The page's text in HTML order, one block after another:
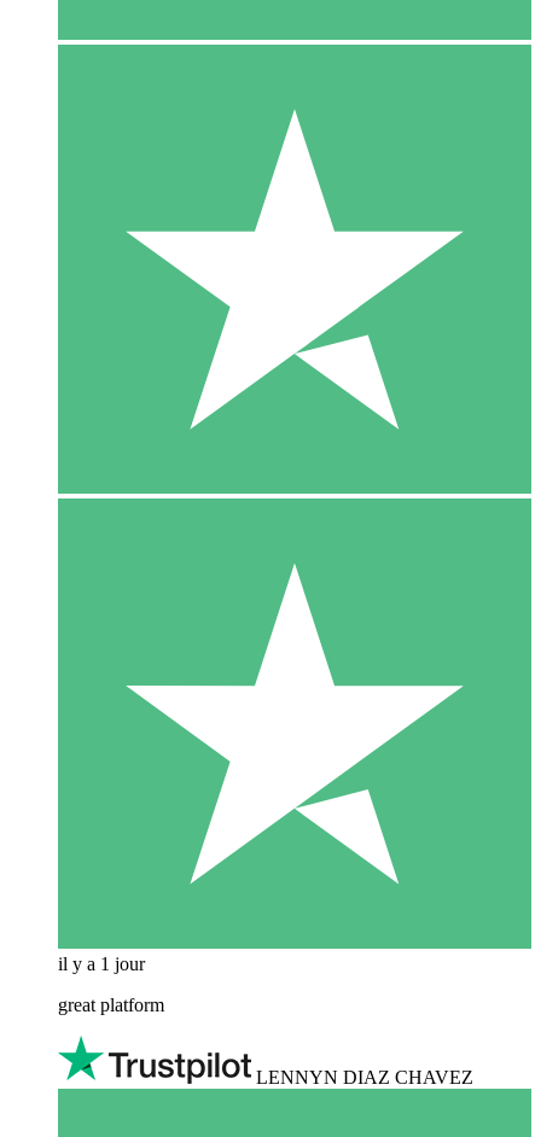
il y a 1 jour
great platform
LENNYN DIAZ CHAVEZ